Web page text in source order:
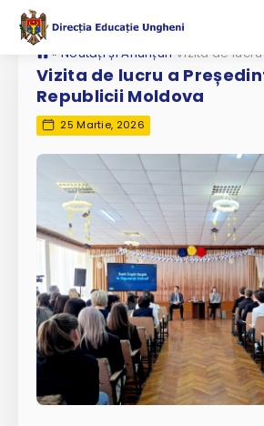
» Noutăți și Anunțuri
Vizita de lucru a
Republicii Moldova
25 Martie, 2026